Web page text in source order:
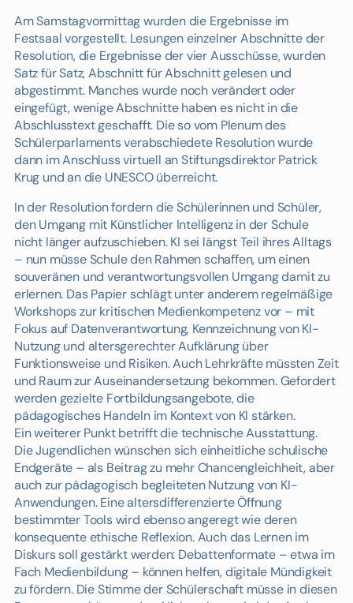
Am Samstagvormittag wurden die Ergebnisse im
Festsaal vorgestellt. Lesungen einzelner Abschnitte der
Resolution, die Ergebnisse der vier Ausschüsse, wurden
Satz für Satz, Abschnitt für Abschnitt gelesen und
abgestimmt. Manches wurde noch verändert oder
eingefügt, wenige Abschnitte haben es nicht in die
Abschlusstext geschafft. Die so vom Plenum des
Schülerparlaments verabschiedete Resolution wurde
dann im Anschluss virtuell an Stiftungsdirektor Patrick
Krug und an die UNESCO überreicht.
In der Resolution fordern die Schülerinnen und Schüler,
den Umgang mit Künstlicher Intelligenz in der Schule
nicht länger aufzuschieben. KI sei längst Teil ihres Alltags
– nun müsse Schule den Rahmen schaffen, um einen
souveränen und verantwortungsvollen Umgang damit zu
erlernen. Das Papier schlägt unter anderem regelmäßige
Workshops zur kritischen Medienkompetenz vor – mit
Fokus auf Datenverantwortung, Kennzeichnung von KI-
Nutzung und altersgerechter Aufklärung über
Funktionsweise und Risiken. Auch Lehrkräfte müssten Zeit
und Raum zur Auseinandersetzung bekommen. Gefordert
werden gezielte Fortbildungsangebote, die
pädagogisches Handeln im Kontext von KI stärken.
Ein weiterer Punkt betrifft die technische Ausstattung.
Die Jugendlichen wünschen sich einheitliche schulische
Endgeräte – als Beitrag zu mehr Chancengleichheit, aber
auch zur pädagogisch begleiteten Nutzung von KI-
Anwendungen. Eine altersdifferenzierte Öffnung
bestimmter Tools wird ebenso angeregt wie deren
konsequente ethische Reflexion. Auch das Lernen im
Diskurs soll gestärkt werden: Debattenformate – etwa im
Fach Medienbildung – können helfen, digitale Mündigkeit
zu fördern. Die Stimme der Schülerschaft müsse in diesen